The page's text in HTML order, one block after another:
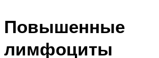
Повышенные
лимфоциты